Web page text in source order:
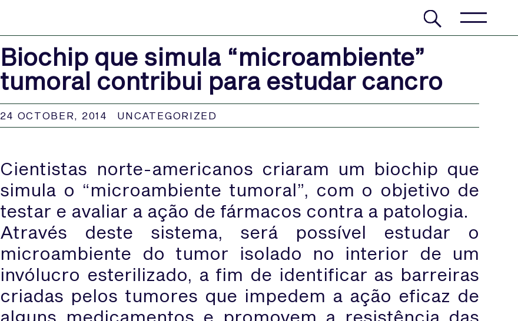
Biochip que simula “microambiente”
tumoral contribui para estudar cancro
24 OCTOBER, 2014 UNCATEGORIZED
Cientistas norte-americanos criaram um biochip que
simula o “microambiente tumoral”, com o objetivo de
testar e avaliar a ação de fármacos contra a patologia.
Através deste sistema, será possível estudar o
microambiente do tumor isolado no interior de um
invólucro esterilizado, a fim de identificar as barreiras
criadas pelos tumores que impedem a ação eficaz de
alguns medicamentos e promovem a resistência das